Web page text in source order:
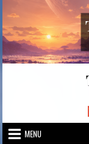
content
MENU